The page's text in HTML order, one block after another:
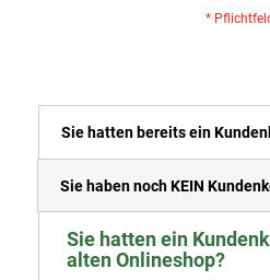
Sie hatten bereits ein
Sie haben noch KEIN
Sie hatten ein
alten Onlineshop?